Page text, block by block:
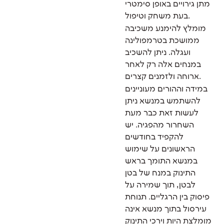
מתן גירויים באופן סימטרי
בעת משחק וטיפול.
מומלץ להימנע משכיבה
ממושכת בטרמפולינה
ועגלה. ניתן להשכיב
במנחים אלה רק לאחר
ארוחה ולזמנים קצרים.
במידה וההורים מעוניינים
להשתמש במנשא ניתן
לעשות זאת כבר מעת
השחרור מהפגיה. יש
להקפיד בחודשים
הראשונים על שימוש
במנשא התומך בראש
התינוק במנח של בטן
לבטן, תוך שמירה על
פיסוק בין הרגליים. תנוחת
עירסול בתוך מנשא אינה
מומלצת היות וירכי התינוק